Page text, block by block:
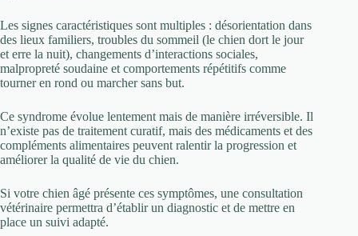
Les signes caractéristiques sont multiples : désorientation dans
des lieux familiers, troubles du sommeil (le chien dort le jour
et erre la nuit), changements d’interactions sociales,
malpropreté soudaine et comportements répétitifs comme
tourner en rond ou marcher sans but.
Ce syndrome évolue lentement mais de manière irréversible. Il
n’existe pas de traitement curatif, mais des médicaments et des
compléments alimentaires peuvent ralentir la progression et
améliorer la qualité de vie du chien.
Si votre chien âgé présente ces symptômes, une consultation
vétérinaire permettra d’établir un diagnostic et de mettre en
place un suivi adapté.